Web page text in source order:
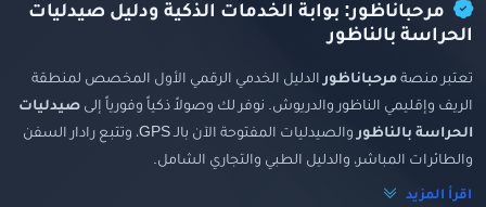
مرحباناظور: بوابة الخدمات الذكية ودليل صيدليات
الحراسة بالناظور
تعتبر منصة مرحباناظورالدليل الخدمي الرقمي الأول المخصص لمنطقة
الريف وإقليمي الناظور والدريوش. نوفر لك وصولاً ذكياً وفورياً إلى صيدليات
الحراسة بالناظور
والصيدليات المفتوحة الآن بالـ GPS، وتتبع رادار السفن
والطائرات المباشر، والدليل الطبي والتجاري الشامل.
اقرأ المزيد